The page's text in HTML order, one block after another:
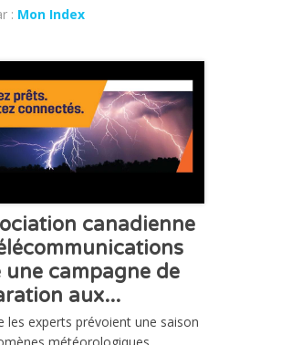
: Mon Index
canadienne
une campagne de
aux...
les experts prévoient une saison